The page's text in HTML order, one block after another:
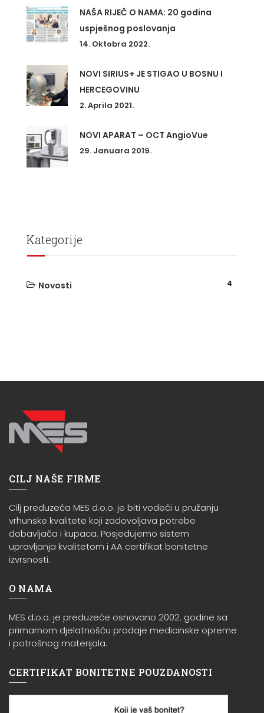
NAŠA RIJEČ O NAMA: 20 godina
uspješnog poslovanja
14. Oktobra 2022.
NOVI SIRIUS+ JE STIGAO U BOSNU I
HERCEGOVINU
2. Aprila 2021.
NOVI APARAT – OCT AngioVue
29. Januara 2019.
Kategorije
Novosti 4
CILJ NAŠE FIRME
Cilj preduzeća MES d.o.o. je biti vodeći u pružanju
vrhunske kvalitete koji zadovoljava potrebe
dobavljača i kupaca. Posjedujemo sistem
upravljanja kvalitetom i AA certifikat bonitetne
izvrsnosti.
O NAMA
MES d.o.o. je preduzeće osnovano 2002. godine sa
primarnom djelatnošću prodaje medicinske opreme
i potrošnog materijala.
CERTIFIKAT BONITETNE POUZDANOSTI